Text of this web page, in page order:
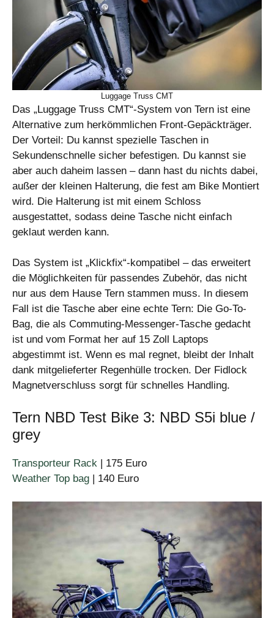
Luggage Truss CMT
Das „Luggage Truss CMT“-System von Tern ist eine
Alternative zum herkömmlichen Front-Gepäckträger.
Der Vorteil: Du kannst spezielle Taschen in
Sekundenschnelle sicher befestigen. Du kannst sie
aber auch daheim lassen – dann hast du nichts dabei,
außer der kleinen Halterung, die fest am Bike Montiert
wird. Die Halterung ist mit einem Schloss
ausgestattet, sodass deine Tasche nicht einfach
geklaut werden kann.
Das System ist „Klickfix“-kompatibel – das erweitert
die Möglichkeiten für passendes Zubehör, das nicht
nur aus dem Hause Tern stammen muss. In diesem
Fall ist die Tasche aber eine echte Tern: Die Go-To-
Bag, die als Commuting-Messenger-Tasche gedacht
ist und vom Format her auf 15 Zoll Laptops
abgestimmt ist. Wenn es mal regnet, bleibt der Inhalt
dank mitgelieferter Regenhülle trocken. Der Fidlock
Magnetverschluss sorgt für schnelles Handling.
Tern NBD Test Bike 3: NBD S5i blue /
grey
Transporteur Rack | 175 Euro
Weather Top bag | 140 Euro